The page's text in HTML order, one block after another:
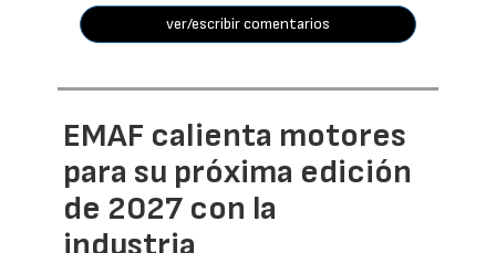
ver/escribir comentarios
EMAF calienta motores
para su próxima edición
de 2027 con la